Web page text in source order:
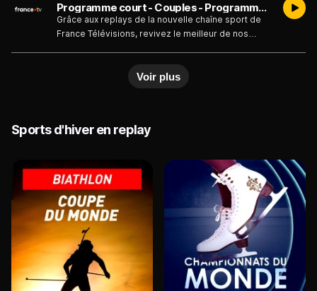
Programme court - Couples - Programme court - Danse - Émission du vendredi 27 mars
Grâce aux replays de la nouvelle chaîne sport de
France Télévisions, revivez le meilleur de nos
Voir plus
Sports d'hiver en replay